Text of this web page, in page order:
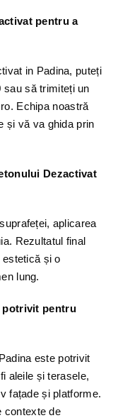
pentru a
in Padina, puteți
sau să trimiteți un
Echipa noastră
și vă va ghida prin
Dezactivat
aplicarea
Rezultatul final
și o
lung.
potrivit pentru
este potrivit
aleile și terasele,
fațade și platforme.
contexte de